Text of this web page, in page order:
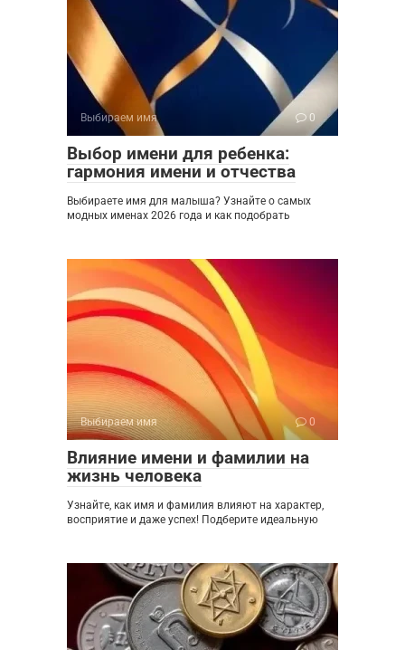
Выбираем имя 0
Выбор имени для ребенка:
гармония имени и отчества
Выбираете имя для малыша? Узнайте о самых
модных именах 2026 года и как подобрать
Выбираем имя 0
Влияние имени и фамилии на
жизнь человека
Узнайте, как имя и фамилия влияют на характер,
восприятие и даже успех! Подберите идеальную